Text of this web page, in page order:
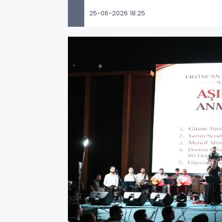
25-06-2026 18:25